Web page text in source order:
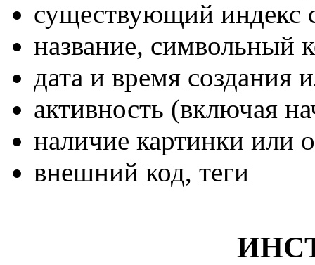
существующий индекс
название, символьный
дата и время создания
активность (включая
наличие картинки или
внешний код, теги